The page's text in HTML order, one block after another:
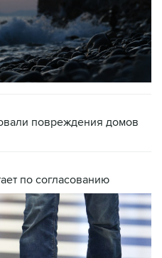
повреждения домов
по согласованию